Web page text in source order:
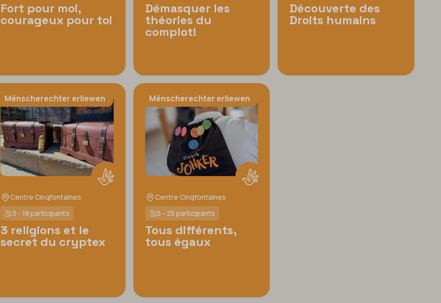
Fort pour moi,
courageux pour toi
Démasquer les
théories du
complot!
Découverte des
Droits humains
Mënscherechter erliewen
Centre Cinqfontaines
3 - 18 participants
3 religions et le
secret du cryptex
Mënscherechter erliewen
Centre Cinqfontaines
5 - 25 participants
Tous différents,
tous égaux